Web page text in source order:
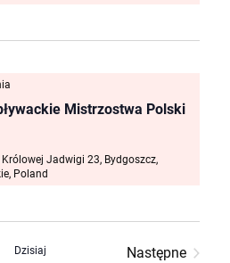
Mistrzostwa Polski
Królowej Jadwigi 23, Bydgoszcz,
Poland
Dzisiaj
Następne